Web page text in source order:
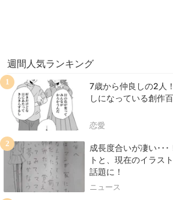
週間人気ランキング
7歳から仲良しの2人
しになっている創作百
恋愛
1
成長度合いが凄い･･
トと、現在のイラス
話題に！
ニュース
2